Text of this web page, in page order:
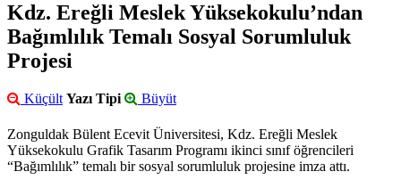
Kdz. Ereğli Meslek Yüksekokulu’ndan
Bağımlılık Temalı Sosyal Sorumluluk
Projesi
Küçült Yazı Tipi Büyüt
Zonguldak Bülent Ecevit Üniversitesi, Kdz. Ereğli Meslek
Yüksekokulu Grafik Tasarım Programı ikinci sınıf öğrencileri
“Bağımlılık” temalı bir sosyal sorumluluk projesine imza attı.